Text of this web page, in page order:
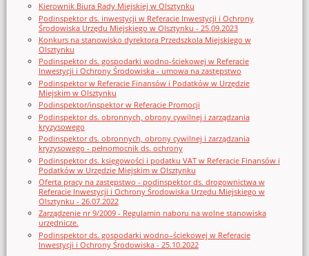
Kierownik Biura Rady Miejskiej w Olsztynku
Podinspektor ds. inwestycji w Referacie Inwestycji i Ochrony
Środowiska Urzędu Miejskiego w Olsztynku - 25.09.2023
Konkurs na stanowisko dyrektora Przedszkola Miejskiego w
Olsztynku
Podinspektor ds. gospodarki wodno-ściekowej w Referacie
Inwestycji i Ochrony Środowiska - umowa na zastępstwo
Podinspektor w Referacie Finansów i Podatków w Urzędzie
Miejskim w Olsztynku
Podinspektor/inspektor w Referacie Promocji
Podinspektor ds. obronnych, obrony cywilnej i zarządzania
kryzysowego
Podinspektor ds. obronnych, obrony cywilnej i zarządzania
kryzysowego - pełnomocnik ds. ochrony
Podinspektor ds. księgowości i podatku VAT w Referacie Finansów i
Podatków w Urzędzie Miejskim w Olsztynku
Oferta pracy na zastępstwo - podinspektor ds. drogownictwa w
Referacie Inwestycji i Ochrony Środowiska Urzędu Miejskiego w
Olsztynku - 26.07.2022
Zarządzenie nr 9/2009 - Regulamin naboru na wolne stanowiska
urzędnicze.
Podinspektor ds. gospodarki wodno–ściekowej w Referacie
Inwestycji i Ochrony Środowiska - 25.10.2022